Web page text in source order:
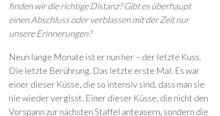
finden wir die richtige Distanz? Gibt es überhaupt
einen Abschluss oder verblassen mit der Zeit nur
unsere Erinnerungen?
Neun lange Monate ist er nun her – der letzte Kuss.
Die letzte Berührung. Das letzte erste Mal. Es war
einer dieser Küsse, die so intensiv sind, dass man sie
nie wieder vergisst. Einer dieser Küsse, die nicht den
Vorspann zur nächsten Staffel anteasern, sondern die